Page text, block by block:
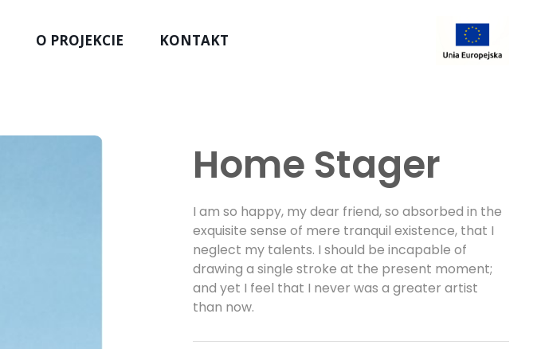
O PROJEKCIE KONTAKT
Home Stager
I am so happy, my dear friend, so absorbed in the
exquisite sense of mere tranquil existence, that I
neglect my talents. I should be incapable of
drawing a single stroke at the present moment;
and yet I feel that I never was a greater artist
than now.